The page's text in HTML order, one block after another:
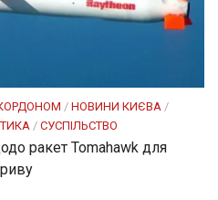
/ НОВИНИ КИЄВА /
/ СУСПІЛЬСТВО
ракет Tomahawk для